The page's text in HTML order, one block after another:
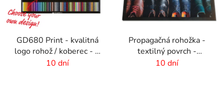
GD680 Print - kvalitná
logo rohož / koberec - 8
mm vlas
10 dní
Propagačná rohožka -
textilný povrch -
85x120 cm
10 dní